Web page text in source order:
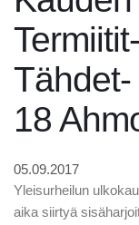
Tähdet-
18
05.09.2017
Yleisurheilun
aika siirtyä